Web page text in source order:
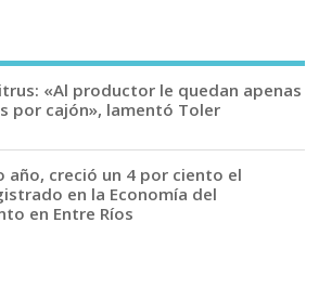
«Al productor le quedan apenas
por cajón», lamentó Toler
año, creció un 4 por ciento el
en la Economía del
en Entre Ríos